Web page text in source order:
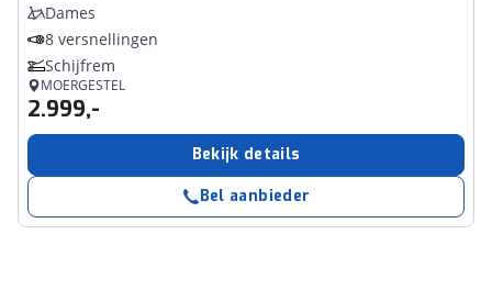
Dames
8 versnellingen
Schijfrem
MOERGESTEL
2.999,-
Bekijk details
Bel aanbieder